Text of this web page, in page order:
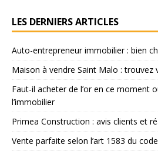
LES DERNIERS ARTICLES
Auto-entrepreneur immobilier : bien
Maison à vendre Saint Malo : trouvez
Faut-il acheter de l’or en ce moment
l’immobilier
Primea Construction : avis clients et
Vente parfaite selon l’art 1583 du